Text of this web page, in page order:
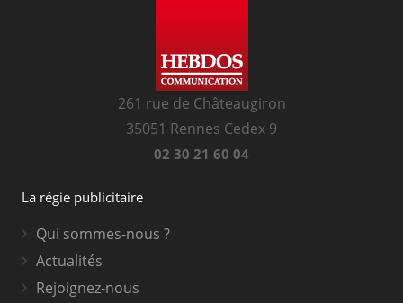
261 rue de Châteaugiron
35051 Rennes Cedex 9
02 30 21 60 04
La régie publicitaire
Qui sommes-nous ?
Actualités
Rejoignez-nous